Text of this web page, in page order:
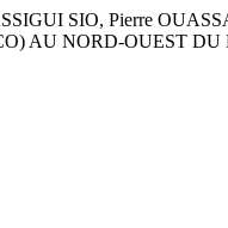
SIO, Pierre
AU NORD-OUEST DU